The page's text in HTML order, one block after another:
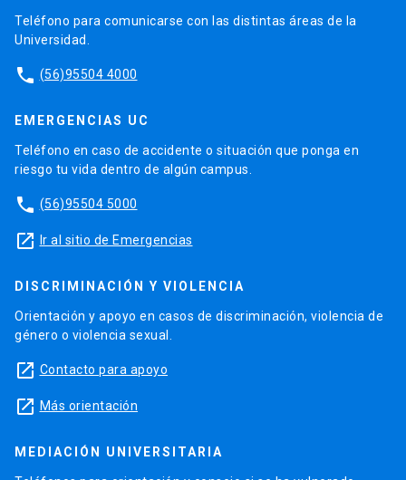
Teléfono para comunicarse con las distintas áreas de la
Universidad.
phone (56)95504 4000
EMERGENCIAS UC
Teléfono en caso de accidente o situación que ponga en
riesgo tu vida dentro de algún campus.
phone (56)95504 5000
launch Ir al sitio de Emergencias
DISCRIMINACIÓN Y VIOLENCIA
Orientación y apoyo en casos de discriminación, violencia de
género o violencia sexual.
launch Contacto para apoyo
launch Más orientación
MEDIACIÓN UNIVERSITARIA